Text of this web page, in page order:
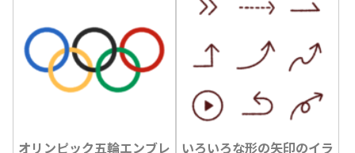
オリンピック五輪エンブレ
いろいろな形の矢印のイラ